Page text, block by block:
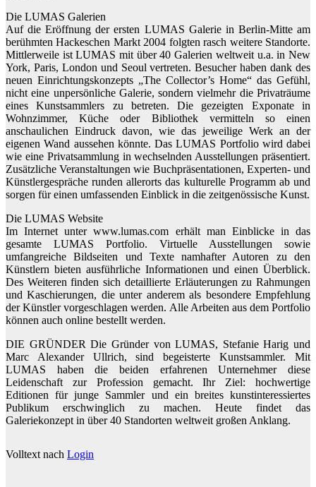
Die LUMAS Galerien
Auf die Eröffnung der ersten LUMAS Galerie in Berlin-Mitte am
berühmten Hackeschen Markt 2004 folgten rasch weitere Standorte.
Mittlerweile ist LUMAS mit über 40 Galerien weltweit u.a. in New
York, Paris, London und Seoul vertreten. Besucher haben dank des
neuen Einrichtungskonzepts „The Collector’s Home“ das Gefühl,
nicht eine unpersönliche Galerie, sondern vielmehr die Privaträume
eines Kunstsammlers zu betreten. Die gezeigten Exponate in
Wohnzimmer, Küche oder Bibliothek vermitteln so einen
anschaulichen Eindruck davon, wie das jeweilige Werk an der
eigenen Wand aussehen könnte. Das LUMAS Portfolio wird dabei
wie eine Privatsammlung in wechselnden Ausstellungen präsentiert.
Zusätzliche Veranstaltungen wie Buchpräsentationen, Experten- und
Künstlergespräche runden allerorts das kulturelle Programm ab und
sorgen für einen umfassenden Einblick in die zeitgenössische Kunst.
Die LUMAS Website
Im Internet unter www.lumas.com erhält man Einblicke in das
gesamte LUMAS Portfolio. Virtuelle Ausstellungen sowie
umfangreiche Bildseiten und Texte namhafter Autoren zu den
Künstlern bieten ausführliche Informationen und einen Überblick.
Des Weiteren finden sich detaillierte Erläuterungen zu Rahmungen
und Kaschierungen, die unter anderem als besondere Empfehlung
der Künstler vorgeschlagen werden. Alle Arbeiten aus dem Portfolio
können auch online bestellt werden.
DIE GRÜNDER Die Gründer von LUMAS, Stefanie Harig und
Marc Alexander Ullrich, sind begeisterte Kunstsammler. Mit
LUMAS haben die beiden erfahrenen Unternehmer diese
Leidenschaft zur Profession gemacht. Ihr Ziel: hochwertige
Editionen für junge Sammler und ein breites kunstinteressiertes
Publikum erschwinglich zu machen. Heute findet das
Galeriekonzept in über 40 Standorten weltweit großen Anklang.
Volltext nach Login